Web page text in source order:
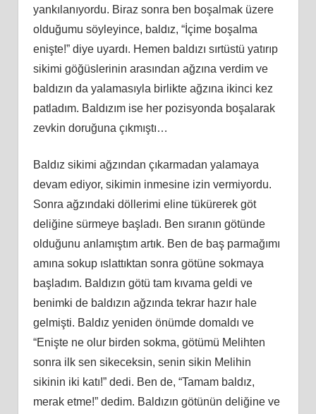
yankılanıyordu. Biraz sonra ben boşalmak üzere
olduğumu söyleyince, baldız, “İçime boşalma
enişte!” diye uyardı. Hemen baldızı sırtüstü yatırıp
sikimi göğüslerinin arasından ağzına verdim ve
baldızın da yalamasıyla birlikte ağzına ikinci kez
patladım. Baldızım ise her pozisyonda boşalarak
zevkin doruğuna çıkmıştı…
Baldız sikimi ağzından çıkarmadan yalamaya
devam ediyor, sikimin inmesine izin vermiyordu.
Sonra ağzındaki döllerimi eline tükürerek göt
deliğine sürmeye başladı. Ben sıranın götünde
olduğunu anlamıştım artık. Ben de baş parmağımı
amına sokup ıslattıktan sonra götüne sokmaya
başladım. Baldızın götü tam kıvama geldi ve
benimki de baldızın ağzında tekrar hazır hale
gelmişti. Baldız yeniden önümde domaldı ve
“Enişte ne olur birden sokma, götümü Melihten
sonra ilk sen sikeceksin, senin sikin Melihin
sikinin iki katı!” dedi. Ben de, “Tamam baldız,
merak etme!” dedim. Baldızın götünün deliğine ve